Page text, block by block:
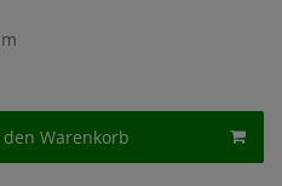
den Warenkorb